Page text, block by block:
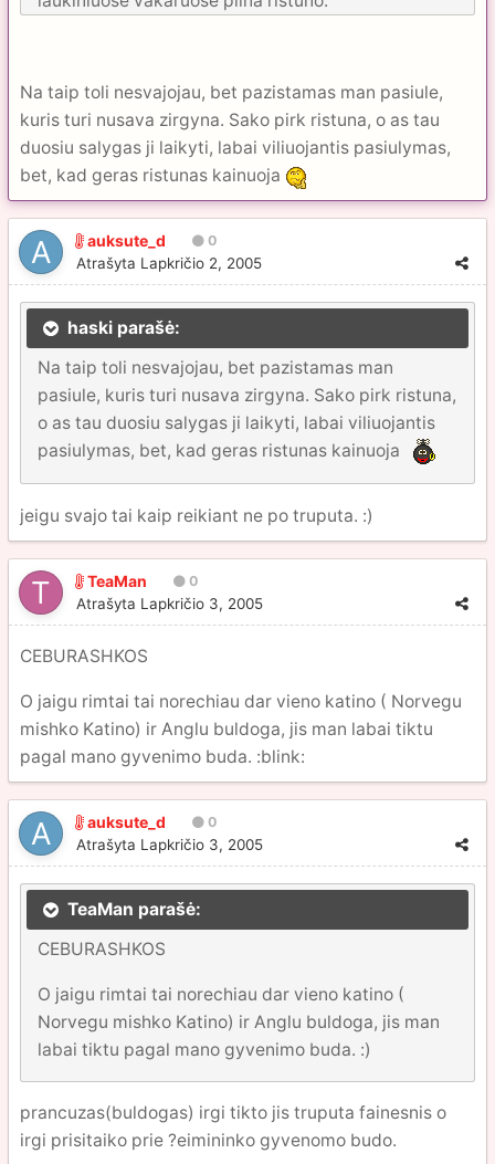
Na taip toli nesvajojau, bet pazistamas man pasiule,
kuris turi nusava zirgyna. Sako pirk ristuna, o as tau
duosiu salygas ji laikyti, labai viliuojantis pasiulymas,
bet, kad geras ristunas kainuoja
auksute_d 0
Atrašyta Lapkričio 2, 2005
haski parašė:
Na taip toli nesvajojau, bet pazistamas man
pasiule, kuris turi nusava zirgyna. Sako pirk ristuna,
o as tau duosiu salygas ji laikyti, labai viliuojantis
pasiulymas, bet, kad geras ristunas kainuoja
jeigu svajo tai kaip reikiant ne po truputa. :)
TeaMan 0
Atrašyta Lapkričio 3, 2005
CEBURASHKOS
O jaigu rimtai tai norechiau dar vieno katino ( Norvegu
mishko Katino) ir Anglu buldoga, jis man labai tiktu
pagal mano gyvenimo buda. :blink:
auksute_d 0
Atrašyta Lapkričio 3, 2005
TeaMan parašė:
CEBURASHKOS
O jaigu rimtai tai norechiau dar vieno katino (
Norvegu mishko Katino) ir Anglu buldoga, jis man
labai tiktu pagal mano gyvenimo buda. :)
prancuzas(buldogas) irgi tikto jis truputa fainesnis o
irgi prisitaiko prie ?eimininko gyvenomo budo.